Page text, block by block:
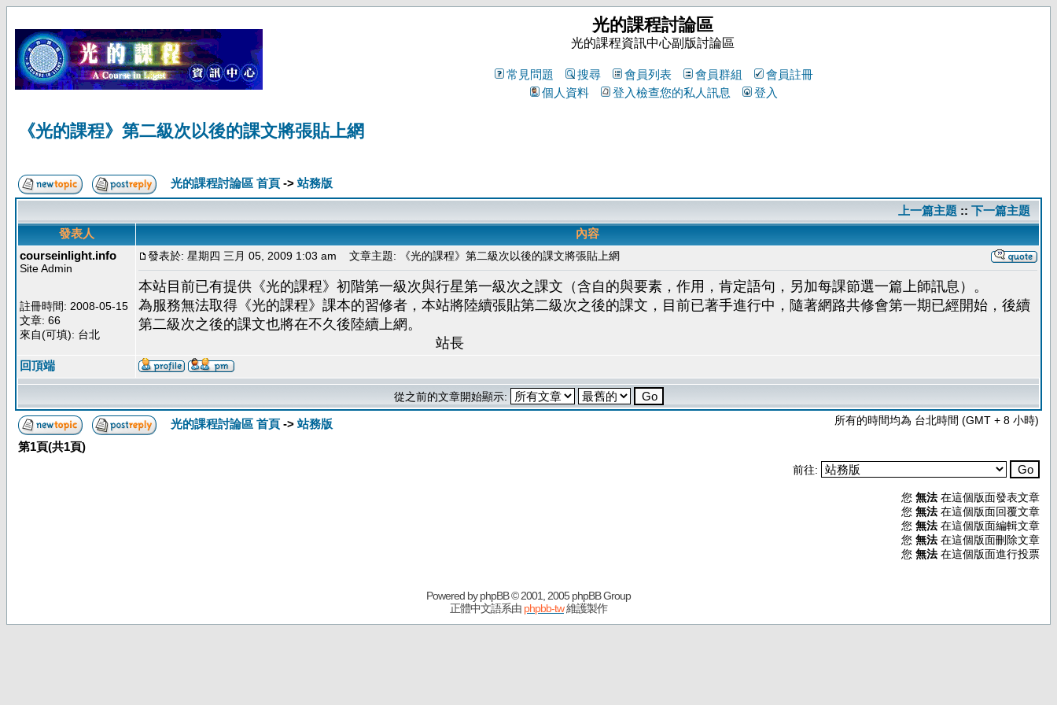
光的課程討論區
光的課程資訊中心副版討論區
常見問題 搜尋 會員列表 會員群組
會員註冊
個人資料
登入檢查您的私人訊息 登入
《光的課程》第二級次以後的課文將張貼上網
光的課程討論區 首頁 ->站務版
上一篇主題 :: 下一篇主題
發表人
內容
courseinlight.info
Site Admin
註冊時間: 2008-05-15
文章: 66
來自(可填): 台北
發表於: 星期四 三月 05, 2009 1:03 am 文章主題: 《光的課程》第二級次以後的課文將張貼上網
本站目前已有提供《光的課程》初階第一級次與行星第一級次之課文（含自的與要素，作用，肯定語句，另加每課節選一篇上師訊息）。
為服務無法取得《光的課程》課本的習修者，本站將陸續張貼第二級次之後的課文，目前已著手進行中，隨著網路共修會第一期已經開始，後續
第二級次之後的課文也將在不久後陸續上網。
站長
回頂端
從之前的文章開始顯示:
光的課程討論區 首頁 ->站務版 所有的時間均為 台北時間 (GMT + 8 小時)
第1頁(共1頁)
前往:
您 無法 在這個版面發表文章
您 無法 在這個版面回覆文章
您 無法 在這個版面編輯文章
您 無法 在這個版面刪除文章
您 無法 在這個版面進行投票
Powered byphpBB© 2001, 2005 phpBB Group
正體中文語系由 phpbb-tw維護製作